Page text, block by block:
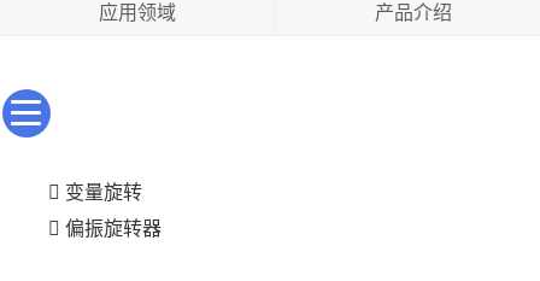
应用领域 产品介绍
变量旋转
偏振旋转器